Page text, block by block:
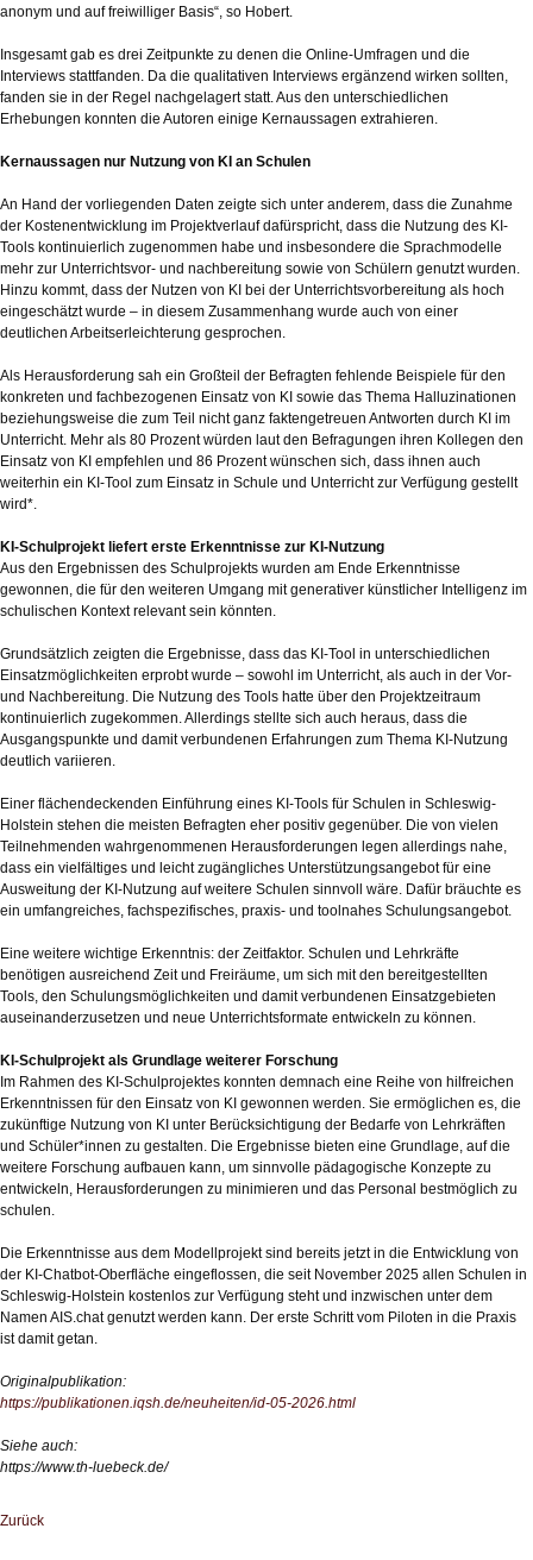
anonym und auf freiwilliger Basis“, so Hobert.
Insgesamt gab es drei Zeitpunkte zu denen die Online-Umfragen und die
Interviews stattfanden. Da die qualitativen Interviews ergänzend wirken sollten,
fanden sie in der Regel nachgelagert statt. Aus den unterschiedlichen
Erhebungen konnten die Autoren einige Kernaussagen extrahieren.
Kernaussagen nur Nutzung von KI an Schulen
An Hand der vorliegenden Daten zeigte sich unter anderem, dass die Zunahme
der Kostenentwicklung im Projektverlauf dafürspricht, dass die Nutzung des KI-
Tools kontinuierlich zugenommen habe und insbesondere die Sprachmodelle
mehr zur Unterrichtsvor- und nachbereitung sowie von Schülern genutzt wurden.
Hinzu kommt, dass der Nutzen von KI bei der Unterrichtsvorbereitung als hoch
eingeschätzt wurde – in diesem Zusammenhang wurde auch von einer
deutlichen Arbeitserleichterung gesprochen.
Als Herausforderung sah ein Großteil der Befragten fehlende Beispiele für den
konkreten und fachbezogenen Einsatz von KI sowie das Thema Halluzinationen
beziehungsweise die zum Teil nicht ganz faktengetreuen Antworten durch KI im
Unterricht. Mehr als 80 Prozent würden laut den Befragungen ihren Kollegen den
Einsatz von KI empfehlen und 86 Prozent wünschen sich, dass ihnen auch
weiterhin ein KI-Tool zum Einsatz in Schule und Unterricht zur Verfügung gestellt
wird*.
KI-Schulprojekt liefert erste Erkenntnisse zur KI-Nutzung
Aus den Ergebnissen des Schulprojekts wurden am Ende Erkenntnisse
gewonnen, die für den weiteren Umgang mit generativer künstlicher Intelligenz im
schulischen Kontext relevant sein könnten.
Grundsätzlich zeigten die Ergebnisse, dass das KI-Tool in unterschiedlichen
Einsatzmöglichkeiten erprobt wurde – sowohl im Unterricht, als auch in der Vor-
und Nachbereitung. Die Nutzung des Tools hatte über den Projektzeitraum
kontinuierlich zugekommen. Allerdings stellte sich auch heraus, dass die
Ausgangspunkte und damit verbundenen Erfahrungen zum Thema KI-Nutzung
deutlich variieren.
Einer flächendeckenden Einführung eines KI-Tools für Schulen in Schleswig-
Holstein stehen die meisten Befragten eher positiv gegenüber. Die von vielen
Teilnehmenden wahrgenommenen Herausforderungen legen allerdings nahe,
dass ein vielfältiges und leicht zugängliches Unterstützungsangebot für eine
Ausweitung der KI-Nutzung auf weitere Schulen sinnvoll wäre. Dafür bräuchte es
ein umfangreiches, fachspezifisches, praxis- und toolnahes Schulungsangebot.
Eine weitere wichtige Erkenntnis: der Zeitfaktor. Schulen und Lehrkräfte
benötigen ausreichend Zeit und Freiräume, um sich mit den bereitgestellten
Tools, den Schulungsmöglichkeiten und damit verbundenen Einsatzgebieten
auseinanderzusetzen und neue Unterrichtsformate entwickeln zu können.
KI-Schulprojekt als Grundlage weiterer Forschung
Im Rahmen des KI-Schulprojektes konnten demnach eine Reihe von hilfreichen
Erkenntnissen für den Einsatz von KI gewonnen werden. Sie ermöglichen es, die
zukünftige Nutzung von KI unter Berücksichtigung der Bedarfe von Lehrkräften
und Schüler*innen zu gestalten. Die Ergebnisse bieten eine Grundlage, auf die
weitere Forschung aufbauen kann, um sinnvolle pädagogische Konzepte zu
entwickeln, Herausforderungen zu minimieren und das Personal bestmöglich zu
schulen.
Die Erkenntnisse aus dem Modellprojekt sind bereits jetzt in die Entwicklung von
der KI-Chatbot-Oberfläche eingeflossen, die seit November 2025 allen Schulen in
Schleswig-Holstein kostenlos zur Verfügung steht und inzwischen unter dem
Namen AIS.chat genutzt werden kann. Der erste Schritt vom Piloten in die Praxis
ist damit getan.
Originalpublikation:
https://publikationen.iqsh.de/neuheiten/id-05-2026.html
Siehe auch:
https://www.th-luebeck.de/
Zurück